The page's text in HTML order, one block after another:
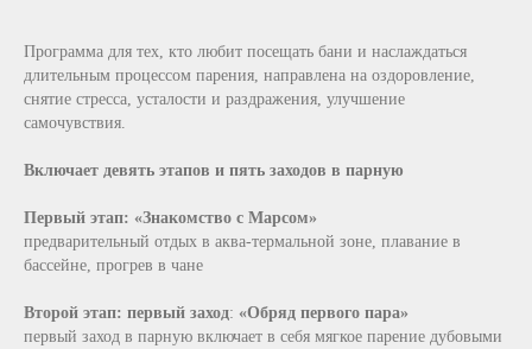
Программа для тех, кто любит посещать бани и наслаждаться
длительным процессом парения, направлена на оздоровление,
снятие стресса, усталости и раздражения, улучшение
самочувствия.
Включает девять этапов и пять заходов в парную
Первый этап: «Знакомство с Марсом»
предварительный отдых в аква-термальной зоне, плавание в
бассейне, прогрев в чане
Второй этап: первый заход: «Обряд первого пара»
первый заход в парную включает в себя мягкое парение дубовыми